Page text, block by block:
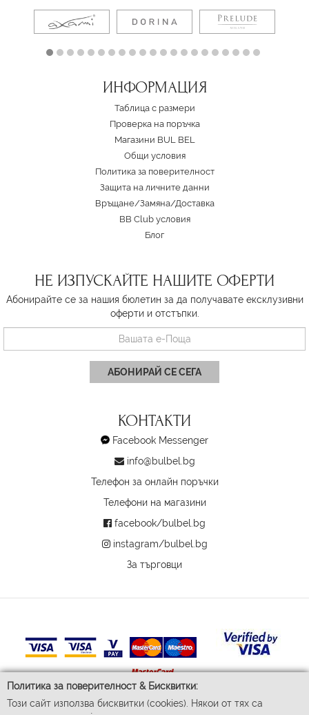
Политика за поверителност & Бисквитки:
Този сайт използва бисквитки (cookies). Някои от тях са
ИНФОРМАЦИЯ
Таблица с размери
Проверка на поръчка
Магазини BUL BEL
Oбщи условия
Политика за поверителност
Защита на личните данни
Връщане/Замяна/Доставка
BB Club условия
Блог
НЕ ИЗПУСКАЙТЕ НАШИТЕ ОФЕРТИ
Абонирайте се за нашия бюлетин за да получавате ексклузивни
оферти и отстъпки.
АБОНИРАЙ СЕ СЕГА
КОНТАКТИ
Facebook Messenger
info@bulbel.bg
Телефон за онлайн поръчки
Телефони на магазини
facebook/bulbel.bg
instagram/bulbel.bg
За търговци
© 2026 Бул-Бел ЕООД